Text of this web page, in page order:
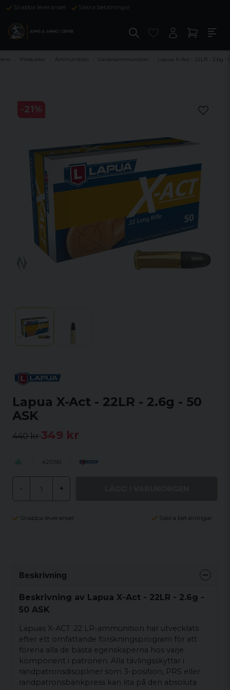
Snabba leveranser Säkra betalningar
Produkter Ammunition Gevärsammunition Lapua X-Act - 22LR - 2.6g -
-21%
Lapua X-Act - 22LR - 2.6g - 50
ASK
440 kr349 kr
420161
- +
Snabba leveranser Säkra betalningar
Beskrivning
Beskrivning av Lapua X-Act - 22LR - 2.6g -
50 ASK
Lapuas X-ACT .22 LR-ammunition har utvecklats
efter ett omfattande forskningsprogram för att
förena alla de bästa egenskaperna hos varje
komponent i patronen. Alla tävlingsskyttar i
randpatronsdiscipliner som 3-position, PRS eller
randpatronsbänkpress kan lita på den absoluta